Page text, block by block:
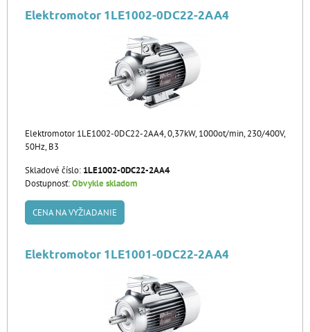
Elektromotor 1LE1002-0DC22-2AA4
Elektromotor 1LE1002-0DC22-2AA4, 0,37kW, 1000ot/min, 230/400V,
50Hz, B3
Skladové číslo: 1LE1002-0DC22-2AA4
Dostupnosť:Obvykle skladom
CENA NA VYŽIADANIE
Elektromotor 1LE1001-0DC22-2AA4